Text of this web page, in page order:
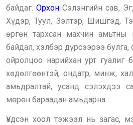
байдаг. Орхон Сэлэнгийн сав,
Хүдэр, Туул, Зэлтэр, Шишгэд,
өргөн тархсан махчин
байдал, хэлбэр дүрсээрээ булга,
ойролцоо нарийхан урт гуалиг
хөдөлгөөнтэй, ондатр, минж,
амьдралтай, усанд сэлэхдээ
мөрөн бараадан амьдарна.
Үндсэн хоол тэжээл нь загас,